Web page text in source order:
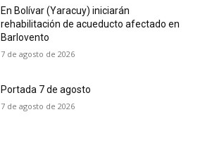
En Bolívar (Yaracuy) iniciarán
rehabilitación de acueducto afectado en
Barlovento
7 de agosto de 2026
Portada 7 de agosto
7 de agosto de 2026